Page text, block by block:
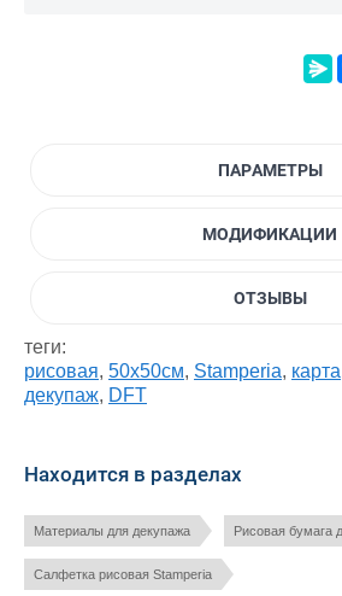
ПАРАМЕТРЫ
МОДИФИКАЦИИ
ОТЗЫВЫ
теги:
рисовая, 50х50см, Stamperia, карта
декупаж, DFT
Находится в разделах
Материалы для декупажа Рисовая бумага
Салфетка рисовая Stamperia